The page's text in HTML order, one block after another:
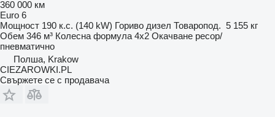
360 000 км
Euro 6
Мощност 190 к.с. (140 kW) Гориво дизел Товаропод. 5 155 кг
Обем 346 м³ Колесна формула 4x2 Окачване ресор/
пневматично
Полша, Krakow
CIEZAROWKI.PL
Свържете се с продавача